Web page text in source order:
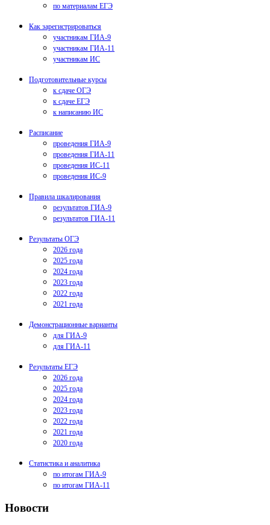
по материалам ЕГЭ
Как зарегистрироваться
участникам ГИА-9
участникам ГИА-11
участникам ИС
Подготовительные курсы
к сдаче ОГЭ
к сдаче ЕГЭ
к написанию ИС
Расписание
проведения ГИА-9
проведения ГИА-11
проведения ИС-11
проведения ИС-9
Правила шкалирования
результатов ГИА-9
результатов ГИА-11
Результаты ОГЭ
2026 года
2025 года
2024 года
2023 года
2022 года
2021 года
Демонстрационные варианты
для ГИА-9
для ГИА-11
Результаты ЕГЭ
2026 года
2025 года
2024 года
2023 года
2022 года
2021 года
2020 года
Статистика и аналитика
по итогам ГИА-9
по итогам ГИА-11
Новости